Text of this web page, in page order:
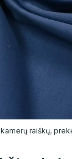
raiškų,